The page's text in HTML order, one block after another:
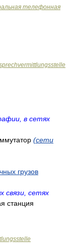
телефонная
в сетях
(сети
грузов
связи, сетях
станция